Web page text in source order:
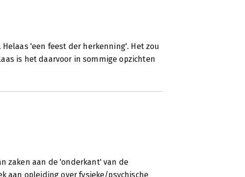
'een feest der herkenning'. Het zou
is het daarvoor in sommige opzichten
zaken aan de 'onderkant' van de
aan opleiding over fysieke/psychische